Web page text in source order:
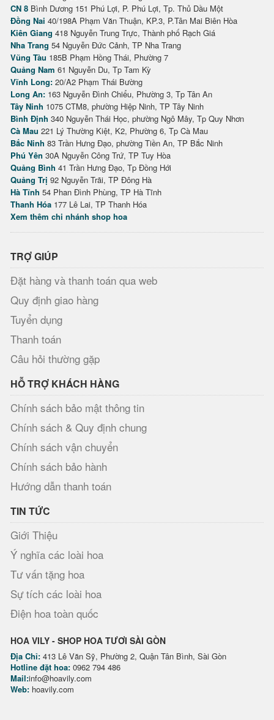
CN 8 Bình Dương 151 Phú Lợi, P. Phú Lợi, Tp. Thủ Dầu Một
Đồng Nai 40/198A Phạm Văn Thuận, KP.3, P.Tân Mai Biên Hòa
Kiên Giang 418 Nguyễn Trung Trực, Thành phố Rạch Giá
Nha Trang 54 Nguyễn Đức Cảnh, TP Nha Trang
Vũng Tàu 185B Phạm Hồng Thái, Phường 7
Quảng Nam 61 Nguyễn Du, Tp Tam Kỳ
Vĩnh Long: 20/A2 Phạm Thái Bường
Long An: 163 Nguyễn Đình Chiểu, Phường 3, Tp Tân An
Tây Ninh 1075 CTM8, phường Hiệp Ninh, TP Tây Ninh
Bình Định 340 Nguyễn Thái Học, phường Ngô Mây, Tp Quy Nhơn
Cà Mau 221 Lý Thường Kiệt, K2, Phường 6, Tp Cà Mau
Bắc Ninh 83 Trần Hưng Đạo, phường Tiền An, TP Bắc Ninh
Phú Yên 30A Nguyễn Công Trứ, TP Tuy Hòa
Quảng Bình 41 Trần Hưng Đạo, Tp Đồng Hới
Quảng Trị 92 Nguyễn Trãi, TP Đông Hà
Hà Tĩnh 54 Phan Đình Phùng, TP Hà Tĩnh
Thanh Hóa 177 Lê Lai, TP Thanh Hóa
Xem thêm chi nhánh shop hoa
TRỢ GIÚP
Đặt hàng và thanh toán qua web
Quy định giao hàng
Tuyển dụng
Thanh toán
Câu hỏi thường gặp
HỖ TRỢ KHÁCH HÀNG
Chính sách bảo mật thông tin
Chính sách & Quy định chung
Chính sách vận chuyển
Chính sách bảo hành
Hướng dẫn thanh toán
TIN TỨC
Giới Thiệu
Ý nghĩa các loài hoa
Tư vấn tặng hoa
Sự tích các loài hoa
Điện hoa toàn quốc
HOA VILY - SHOP HOA TƯƠI SÀI GÒN
Địa Chỉ: 413 Lê Văn Sỹ, Phường 2, Quận Tân Bình, Sài Gòn
Hotline đặt hoa: 0962 794 486
Mail:info@hoavily.com
Web: hoavily.com